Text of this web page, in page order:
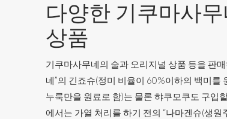
다양한 기쿠마사
상품
기쿠마사무네의 술과 오리지널 상품 등을 판
네”의 긴죠슈(정미 비율이 60%이하의 백미를
누룩만을 원료로 함)는 물론 햐쿠모쿠도 구입
에서는 가열 처리를 하기 전의 “나마겐슈(생원